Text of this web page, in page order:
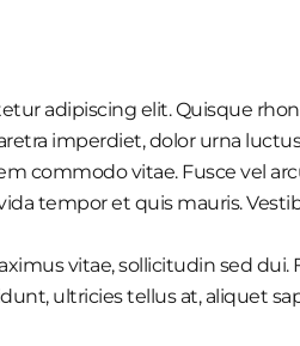
adipiscing elit. Quisque
imperdiet, dolor urna
commodo vitae. Fusce vel
tempor et quis mauris.
vitae, sollicitudin sed
ultricies tellus at, aliquet